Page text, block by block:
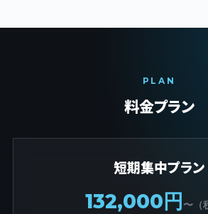
PLAN
料金プラン
短期集中プラン
132,000円 〜（